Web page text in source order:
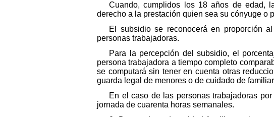
Cuando, cumplidos los 18 años de edad,
derecho a la prestación quien sea su cónyuge o
El subsidio se reconocerá en proporción
personas trabajadoras.
Para la percepción del subsidio, el
persona trabajadora a tiempo completo
se computará sin tener en cuenta otras
guarda legal de menores o de cuidado de
En el caso de las personas trabajadoras
jornada de cuarenta horas semanales.